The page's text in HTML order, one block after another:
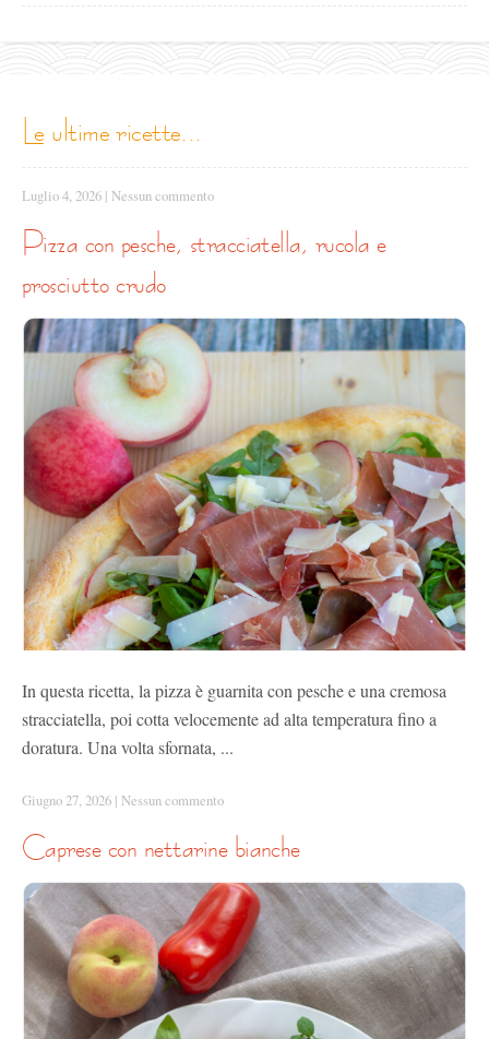
le ultime ricette...
Luglio 4, 2026 | Nessun commento
pizza con pesche, stracciatella, rucola e
prosciutto crudo
In questa ricetta, la pizza è guarnita con pesche e una cremosa
stracciatella, poi cotta velocemente ad alta temperatura fino a
doratura. Una volta sfornata, ...
Giugno 27, 2026 | Nessun commento
caprese con nettarine bianche